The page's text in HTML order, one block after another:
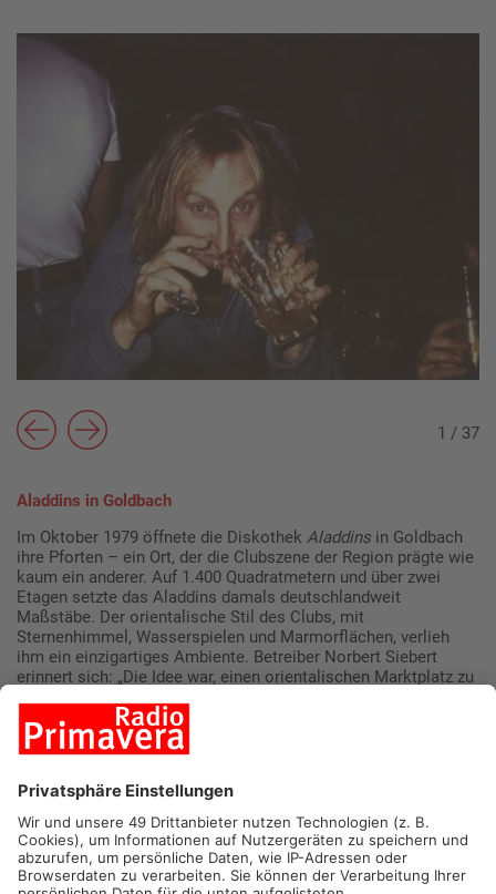
1 / 37
Aladdins in Goldbach
Im Oktober 1979 öffnete die Diskothek Aladdins in Goldbach
ihre Pforten – ein Ort, der die Clubszene der Region prägte wie
kaum ein anderer. Auf 1.400 Quadratmetern und über zwei
Etagen setzte das Aladdins damals deutschlandweit
Maßstäbe. Der orientalische Stil des Clubs, mit
Sternenhimmel, Wasserspielen und Marmorflächen, verlieh
ihm ein einzigartiges Ambiente. Betreiber Norbert Siebert
erinnert sich: „Die Idee war, einen orientalischen Marktplatz zu
Akzente setzten.“ Das Aladdins wurde schnell zum Treffpunkt
für Partygänger aus einem Umkreis von über 100 Kilometern.
Gäste reisten aus Würzburg und Frankfurt an, um die legendäre
bekanntesten Namen war Mike Staab, der nicht nur als
Resident-DJ für Stimmung sorgte, sondern später auch als
Musikproduzent Erfolge feierte. „Sven Väth war zum Beispiel
mal Garderobenjunge bei uns. Der konnte damals schon die
Menschen um sich scharen“, so Siebert über die DJ-Legende.